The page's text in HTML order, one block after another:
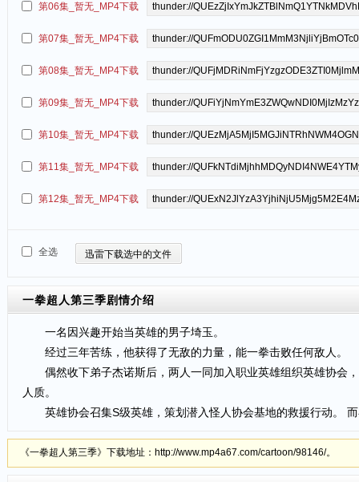
第06集_暂无_MP4下载
第07集_暂无_MP4下载
第08集_暂无_MP4下载
第09集_暂无_MP4下载
第10集_暂无_MP4下载
第11集_暂无_MP4下载
第12集_暂无_MP4下载
全选 迅雷下载选中的文件
一拳超人第三季剧情介绍
一名因兴趣开始当英雄的男子埼玉。
经过三年苦练，他获得了无敌的力量，能一拳击败任何敌人。
偶然收下弟子杰诺斯后，两人一同加入职业英雄组织英雄协会
人质。
英雄协会召集S级英雄，策划潜入怪人协会基地的救援行动。
《一拳超人第三季》下载地址：http://www.mp4a67.com/cartoon/98146/。